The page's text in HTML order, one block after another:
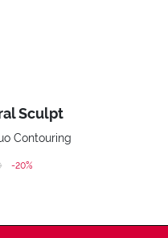
Sculpt
Contouring
from
to -20%